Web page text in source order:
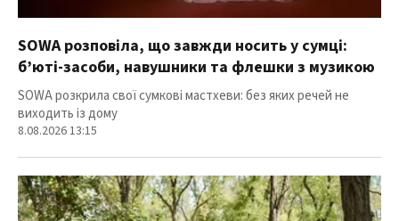
SOWA розповіла, що завжди носить у сумці:
б’юті-засоби, навушники та флешки з музикою
SOWA розкрила свої сумкові мастхеви: без яких речей не
виходить із дому
8.08.2026 13:15